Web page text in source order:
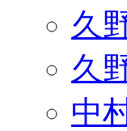
久
久
中